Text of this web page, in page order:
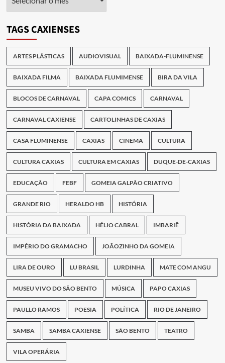
TAGS CAXIENSES
ARTES PLÁSTICAS AUDIOVISUAL BAIXADA-FLUMINENSE
BAIXADA FILMA BAIXADA FLUMIMENSE BIRA DA VILA
BLOCOS DE CARNAVAL CAPA COMICS CARNAVAL
CARNAVAL CAXIENSE CARTOLINHAS DE CAXIAS
CASA FLUMINENSE CAXIAS CINEMA CULTURA
CULTURA CAXIAS CULTURA EM CAXIAS DUQUE-DE-CAXIAS
EDUCAÇÃO FEBF GOMEIA GALPÃO CRIATIVO
GRANDE RIO HERALDO HB HISTÓRIA
HISTÓRIA DA BAIXADA HÉLIO CABRAL IMBARIÊ
IMPÉRIO DO GRAMACHO JOÃOZINHO DA GOMEIA
LIRA DE OURO LU BRASIL LURDINHA MATE COM ANGU
MUSEU VIVO DO SÃO BENTO MÚSICA PAPO CAXIAS
PAULLO RAMOS POESIA POLÍTICA RIO DE JANEIRO
SAMBA SAMBA CAXIENSE SÃO BENTO TEATRO
VILA OPERÁRIA